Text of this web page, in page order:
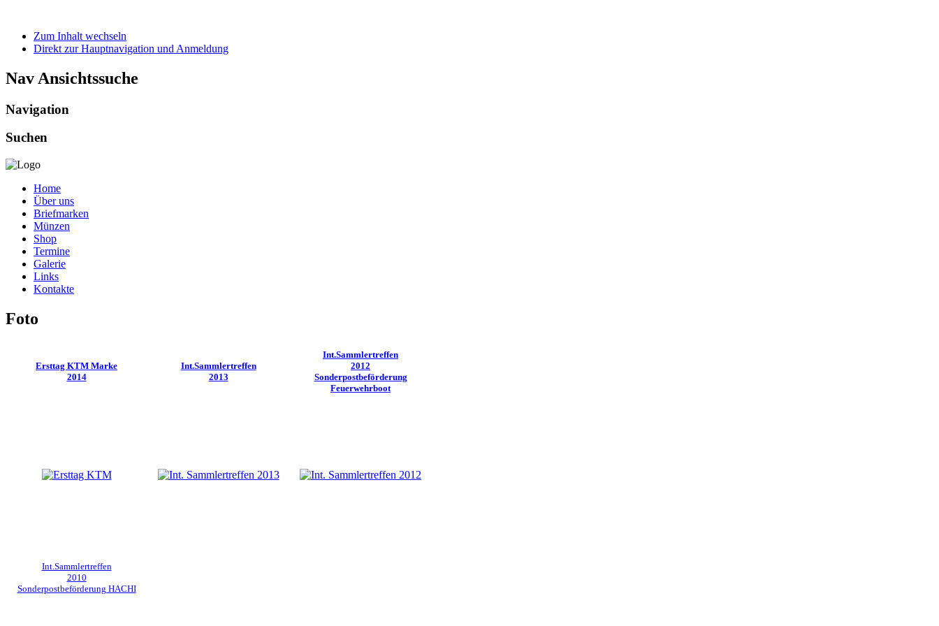
Zum Inhalt wechseln
Direkt zur Hauptnavigation und Anmeldung
Nav Ansichtssuche
Navigation
Suchen
Home
Über uns
Briefmarken
Münzen
Shop
Termine
Galerie
Links
Kontakte
Foto
Ersttag KTM Marke
2014
Int.Sammlertreffen
2013
Int.Sammlertreffen
2012
Sonderpostbeförderung
Feuerwehrboot
Int.Sammlertreffen
2010
Sonderpostbeförderung HACHI